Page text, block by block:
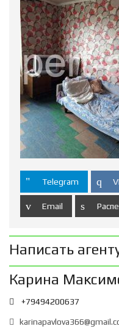
Telegram
Email
Написать
Карина
+79494200637